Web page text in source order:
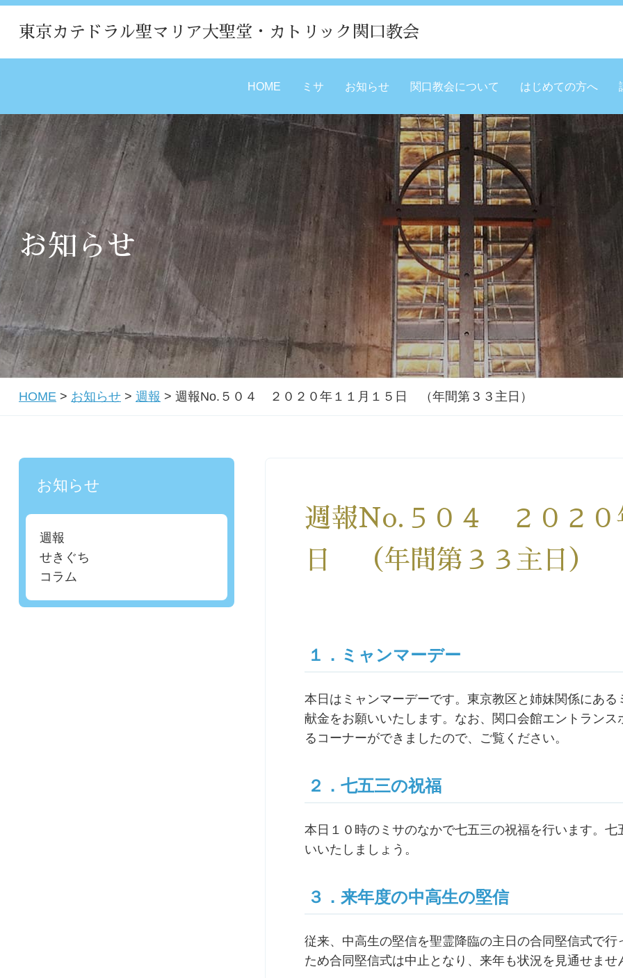
東京カテドラル聖マリア大聖堂・カトリック関口教会
HOME ミサ お知らせ 関口教会について はじめての方へ
お知らせ
HOME > お知らせ > 週報 > 週報No.５０４ ２０２０年１１月１５日 （年間第３３主日）
週報No.５０４ ２０２０
日 （年間第３３主日）
１．ミャンマーデー
本日はミャンマーデーです。東京教区と姉妹関係にある
献金をお願いいたします。なお、関口会館エントラン
るコーナーができましたので、ご覧ください。
２．七五三の祝福
本日１０時のミサのなかで七五三の祝福を行います。
いいたしましょう。
３．来年度の中高生の堅信
従来、中高生の堅信を聖霊降臨の主日の合同堅信式で
ため合同堅信式は中止となり、来年も状況を見通せませ
お知らせ
週報
せきぐち
コラム